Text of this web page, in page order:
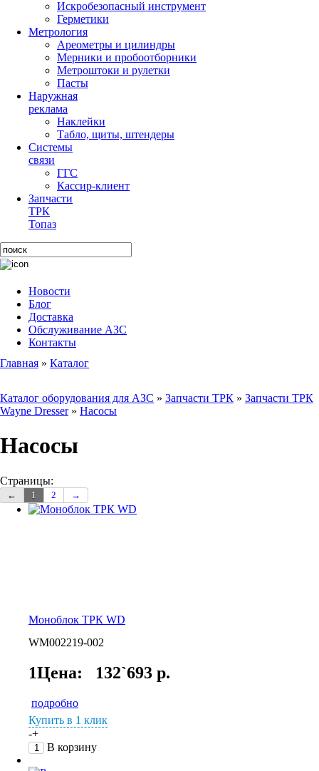
Искробезопасный инструмент
Герметики
Метрология
Ареометры и цилиндры
Мерники и пробоотборники
Метроштоки и рулетки
Пасты
Наружная
реклама
Наклейки
Табло, щиты, штендеры
Системы
связи
ГГС
Кассир-клиент
Запчасти
ТРК
Топаз
Новости
Блог
Доставка
Обслуживание АЗС
Контакты
Главная » Каталог
Каталог оборудования для АЗС » Запчасти ТРК » Запчасти ТРК
Wayne Dresser» Насосы
Насосы
Страницы:
← 1 2 →
Моноблок ТРК WD
WM002219-002
1Цена: 132`693 р.
подробно
Купить в 1 клик
-+
В корзину